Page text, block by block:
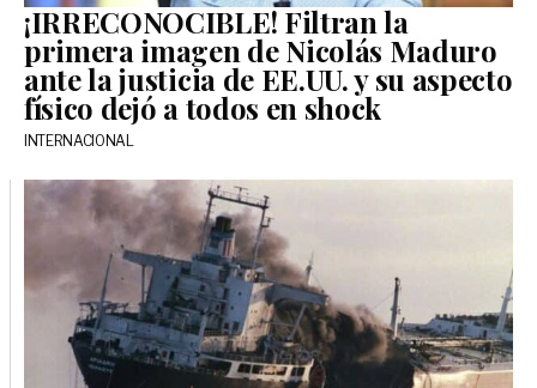
¡IRRECONOCIBLE! Filtran la
primera imagen de Nicolás Maduro
ante la justicia de EE.UU. y su aspecto
físico dejó a todos en shock
INTERNACIONAL